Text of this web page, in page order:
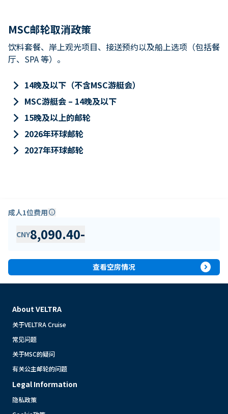
MSC邮轮取消政策
饮料套餐、岸上观光项目、接送预约以及船上选项（包括餐
厅、SPA 等）。
keyboard_arrow_right 14晚及以下（不含MSC游艇会）
keyboard_arrow_right MSC游艇会 – 14晚及以下
keyboard_arrow_right 15晚及以上的邮轮
keyboard_arrow_right 2026年环球邮轮
keyboard_arrow_right 2027年环球邮轮
成人1位费用info
CNY8,090.40-
查看空房情况 expand_circle_right
About VELTRA
关于VELTRA Cruise
常见问题
关于MSC的疑问
有关公主邮轮的问题
Legal Information
隐私政策